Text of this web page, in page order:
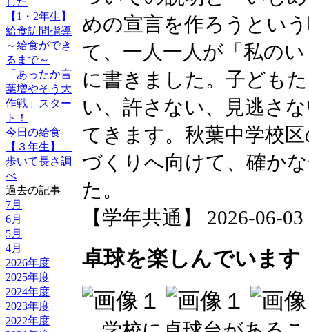
【1・2年生】
給食訪問指導
～給食ができ
るまで～
「あったか言
葉増やそう大
作戦」スター
ト！
今日の給食
【３年生】
歩いて長さ調
べ
過去の記事
7月
6月
5月
4月
2026年度
2025年度
2024年度
2023年度
2022年度
めの宣言を作ろうとい
て、一人一人が「私の
に書きました。子ども
い、許さない、見逃さ
てきます。秋葉中学校
づくりへ向けて、確か
た。
【学年共通】 2026-06-
卓球を楽しんでいます